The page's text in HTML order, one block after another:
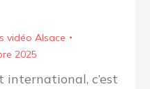
vidéo Alsace
2025
international, c’est